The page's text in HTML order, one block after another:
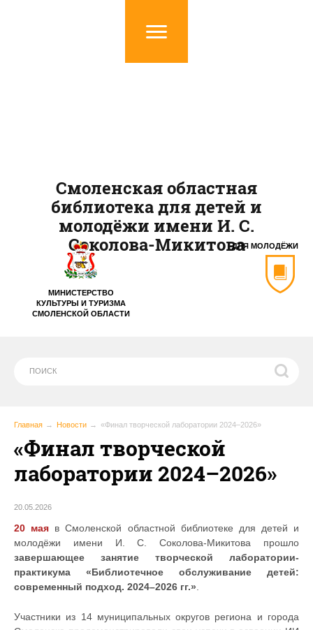
МИНИСТЕРСТВО
КУЛЬТУРЫ И ТУРИЗМА
СМОЛЕНСКОЙ ОБЛАСТИ
ДЛЯ МОЛОДЁЖИ
Смоленская областная
библиотека для детей и
молодёжи имени И. С.
Соколова-Микитова
Главная Новости «Финал творческой лаборатории 2024–2026»
«Финал творческой
лаборатории 2024–2026»
20.05.2026
20 мая в Смоленской областной библиотеке для детей и
молодёжи имени И. С. Соколова-Микитова прошло
завершающее занятие творческой лаборатории-
практикума «Библиотечное обслуживание детей:
современный подход. 2024–2026 гг.»
Участники из 14 муниципальных округов региона и города